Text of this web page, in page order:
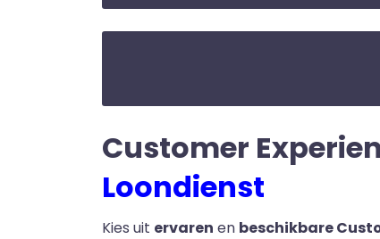
Customer
Loondienst
Kies uit ervaren en beschikbare